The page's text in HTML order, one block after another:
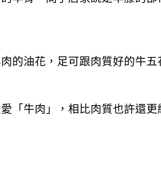
的油花，足可跟肉質好的牛五
「牛肉」，相比肉質也許還